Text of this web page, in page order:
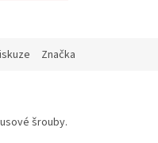
Značka
šrouby.